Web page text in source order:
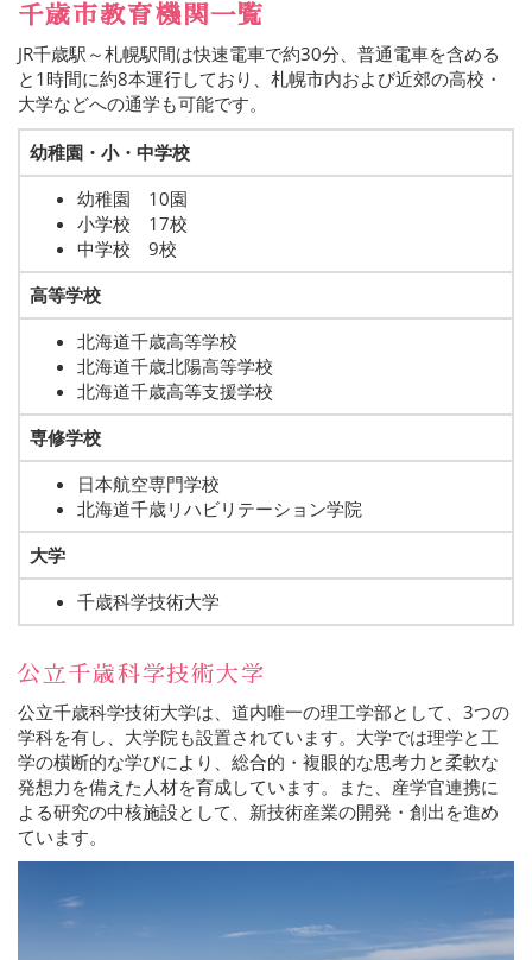
千歳市教育機関一覧
JR千歳駅～札幌駅間は快速電車で約30分、普通電車を含める
と1時間に約8本運行しており、札幌市内および近郊の高校・
大学などへの通学も可能です。
幼稚園・小・中学校
幼稚園 10園
小学校 17校
中学校 9校
高等学校
北海道千歳高等学校
北海道千歳北陽高等学校
北海道千歳高等支援学校
専修学校
日本航空専門学校
北海道千歳リハビリテーション学院
大学
千歳科学技術大学
公立千歳科学技術大学
公立千歳科学技術大学は、道内唯一の理工学部として、3つの
学科を有し、大学院も設置されています。大学では理学と工
学の横断的な学びにより、総合的・複眼的な思考力と柔軟な
発想力を備えた人材を育成しています。また、産学官連携に
よる研究の中核施設として、新技術産業の開発・創出を進め
ています。